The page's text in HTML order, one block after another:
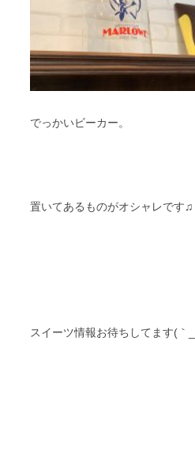
でっかいビーカー。
置いてあるものがオシャレです♫
スイーツ情報お待ちしてます(｀